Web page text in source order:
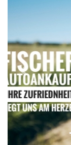
Previous